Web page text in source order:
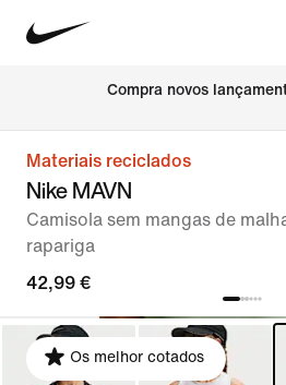
Compra novos
Materiais reciclados
Nike MAVN
Camisola sem mangas de
rapariga
42,99 €
Os melhor cotados